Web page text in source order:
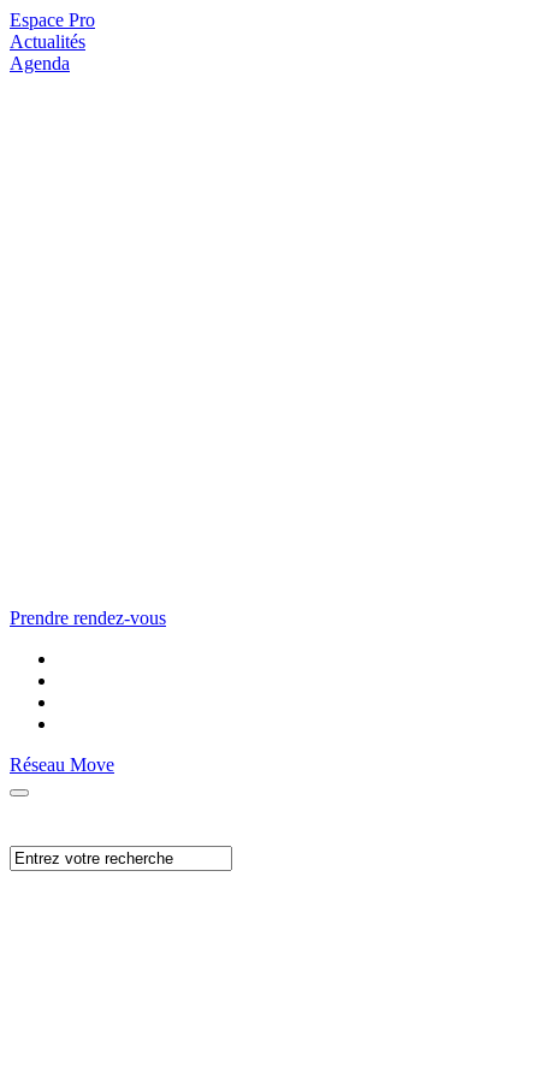
Espace Pro
Actualités
Agenda
Prendre rendez-vous
Réseau Move